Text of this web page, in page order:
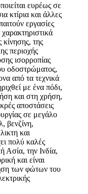
ευρέως σε
κτίρια και άλλες
εργασίες
κίνησης, της
περιοχής
ισορροπίας
οδοστρώματος,
από τα τεχνικά
με ένα πόδι,
και στη χρήση,
αποστάσεις
σε μεγάλο
βενζίνη,
και
πολύ καλές
Ασία, την Ινδία,
και είναι
των φώτων του